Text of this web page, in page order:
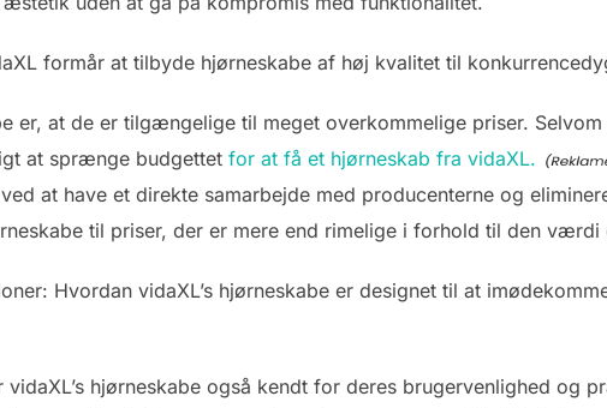
formår at tilbyde hjørneskabe af høj kvalitet til
er, at de er tilgængelige til meget overkommelige priser.
at sprænge budgettet for at få et hjørneskab fra vidaXL.
at have et direkte samarbejde med producenterne og
til priser, der er mere end rimelige i forhold til den
Hvordan vidaXL’s hjørneskabe er designet til at
hjørneskabe også kendt for deres brugervenlighed og